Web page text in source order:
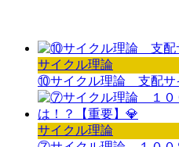
サイクル理論
⑩サイクル理論 支配サ
サイクル理論